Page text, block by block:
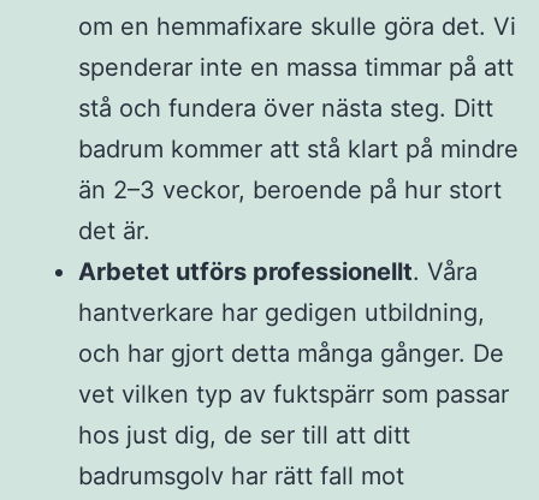
om en hemmafixare skulle göra det. Vi
spenderar inte en massa timmar på att
stå och fundera över nästa steg. Ditt
badrum kommer att stå klart på mindre
än 2–3 veckor, beroende på hur stort
det är.
Arbetet utförs professionellt. Våra
hantverkare har gedigen utbildning,
och har gjort detta många gånger. De
vet vilken typ av fuktspärr som passar
hos just dig, de ser till att ditt
badrumsgolv har rätt fall mot